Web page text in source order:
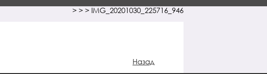
> > > IMG_20201030_225716_946
Назад